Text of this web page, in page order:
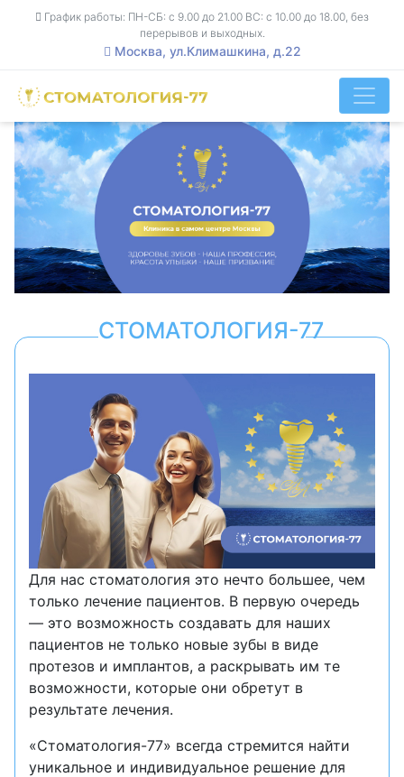
График работы: ПН-СБ: с 9.00 до 21.00 ВС: с 10.00 до 18.00, без
перерывов и выходных.
Москва, ул.Климашкина, д.22
СТОМАТОЛОГИЯ-77
Для нас стоматология это нечто большее, чем
только лечение пациентов. В первую очередь
— это возможность создавать для наших
пациентов не только новые зубы в виде
протезов и имплантов, а раскрывать им те
возможности, которые они обретут в
результате лечения.
«Стоматология-77» всегда стремится найти
уникальное и индивидуальное решение для